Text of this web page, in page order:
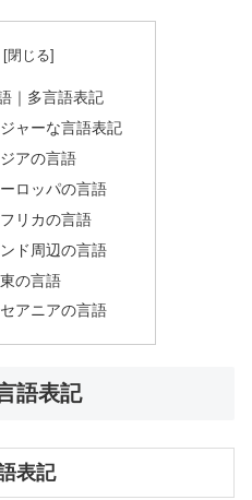
｜多言語表記
ャーな言語表記
アの言語
ロッパの言語
リカの言語
ド周辺の言語
の言語
アニアの言語
語表記
表記